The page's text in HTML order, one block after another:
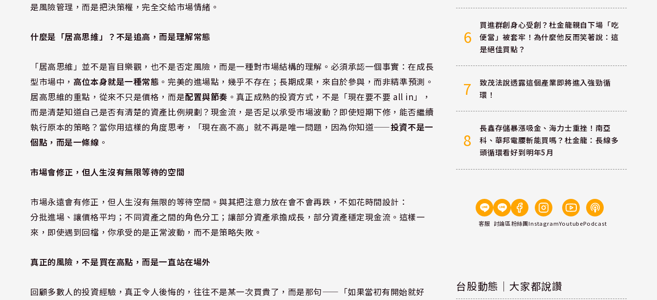
是風險管理，而是把決策權，完全交給市場情緒。
什麼是「居高思維」？不是追高，而是理解常態
「居高思維」並不是盲目樂觀，也不是否定風險，而是一種對市場結構的理解。必須承認一個事實：在成長
型市場中， 高位本身就是一種常態 。完美的進場點，幾乎不存在；長期成果，來自於參與，而非精準預測。
居高思維的重點，從來不只是價格，而是配置與節奏 。真正成熟的投資方式，不是「現在要不要 all in」，
而是清楚知道自己是否有清楚的資產比例規劃？現金流，是否足以承受市場波動？即使短期下修，能否繼續
執行原本的策略？當你用這樣的角度思考，「現在高不高」就不再是唯一問題，因為你知道——投資不是一
個點，而是一條線 。
市場會修正，但人生沒有無限等待的空間
市場永遠會有修正，但人生沒有無限的等待空間。與其把注意力放在會不會再跌，不如花時間設計：
分批進場、讓價格平均；不同資產之間的角色分工；讓部分資產承擔成長，部分資產穩定現金流。這樣一
來，即使遇到回檔，你承受的是正常波動，而不是策略失敗。
真正的風險，不是買在高點，而是一直站在場外
回顧多數人的投資經驗，真正令人後悔的，往往不是某一次買貴了，而是那句——「如果當初有開始就好
6
買進群創身心受創？杜金龍親自下場「吃
便當」被套牢！為什麼他反而笑著說：這
是絕佳買點？
7
致茂法說透露這個產業即將進入強勁循
環！
8
長鑫存儲暴漲吸金、海力士重挫！南亞
科、華邦電腰斬能買嗎？杜金龍：長線多
頭循環看好到明年5月
客服 討論區粉絲團InstagramYoutubePodcast
台股動態｜大家都說讚